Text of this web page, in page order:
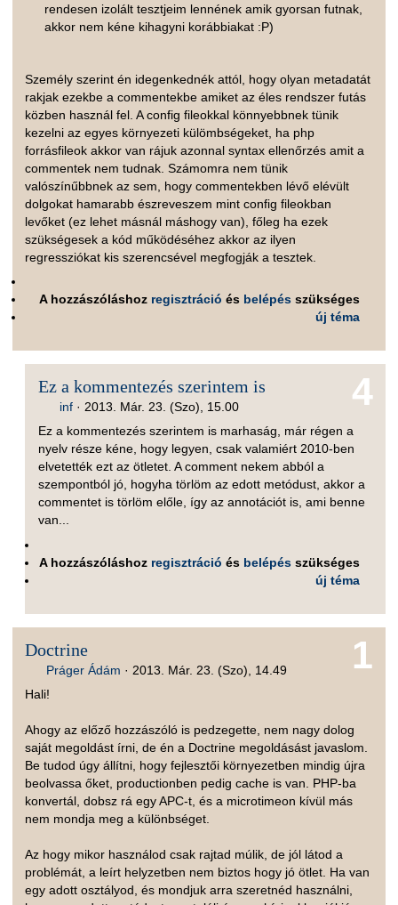
rendesen izolált tesztjeim lennének amik gyorsan futnak,
akkor nem kéne kihagyni korábbiakat :P)
Személy szerint én idegenkednék attól, hogy olyan metadatát
rakjak ezekbe a commentekbe amiket az éles rendszer futás
közben használ fel. A config fileokkal könnyebbnek tünik
kezelni az egyes környezeti külömbségeket, ha php
forrásfileok akkor van rájuk azonnal syntax ellenőrzés amit a
commentek nem tudnak. Számomra nem tünik
valószínűbbnek az sem, hogy commentekben lévő elévült
dolgokat hamarabb észreveszem mint config fileokban
levőket (ez lehet másnál máshogy van), főleg ha ezek
szükségesek a kód működéséhez akkor az ilyen
regressziókat kis szerencsével megfogják a tesztek.
A hozzászóláshoz regisztráció és belépés szükséges
új téma
4
Ez a kommentezés szerintem is
inf· 2013. Már. 23. (Szo), 15.00
Ez a kommentezés szerintem is marhaság, már régen a
nyelv része kéne, hogy legyen, csak valamiért 2010-ben
elvetették ezt az ötletet. A comment nekem abból a
szempontból jó, hogyha törlöm az edott metódust, akkor a
commentet is törlöm előle, így az annotációt is, ami benne
van...
A hozzászóláshoz regisztráció és belépés szükséges
új téma
1
Doctrine
Práger Ádám ·2013. Már. 23. (Szo), 14.49
Hali!
Ahogy az előző hozzászóló is pedzegette, nem nagy dolog
saját megoldást írni, de én a Doctrine megoldásást javaslom.
Be tudod úgy állítni, hogy fejlesztői környezetben mindig újra
beolvassa őket, productionben pedig cache is van. PHP-ba
konvertál, dobsz rá egy APC-t, és a microtimeon kívül más
nem mondja meg a különbséget.
Az hogy mikor használod csak rajtad múlik, de jól látod a
problémát, a leírt helyzetben nem biztos hogy jó ötlet. Ha van
egy adott osztályod, és mondjuk arra szeretnéd használni,